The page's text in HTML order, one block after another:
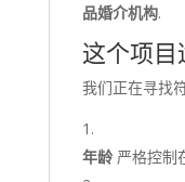
品婚介机构.
这个项目
我们正在寻找
年龄严格控制